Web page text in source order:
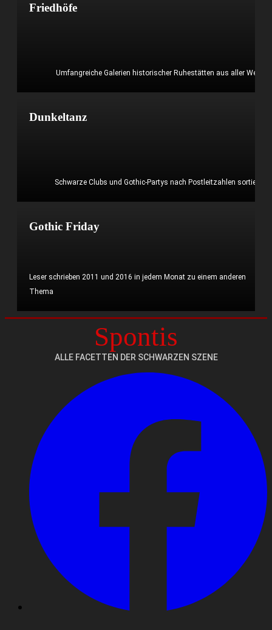
Friedhöfe
Umfangreiche Galerien historischer Ruhestätten aus aller Welt
Mehr erfahren?
Dunkeltanz
Schwarze Clubs und Gothic-Partys nach Postleitzahlen sortiert
Mehr erfahren?
Gothic Friday
Leser schrieben 2011 und 2016 in jedem Monat zu einem anderen
Thema
Mehr erfahren?Spontis
ALLE FACETTEN DER SCHWARZEN SZENE